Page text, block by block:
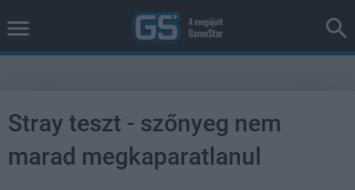
Stray teszt - szőnyeg nem
marad megkaparatlanul